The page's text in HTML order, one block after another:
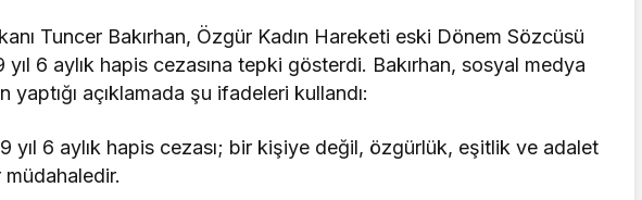
Tuncer Bakırhan, Özgür Kadın Hareketi eski Dönem Sözcüsü
yıl 6 aylık hapis cezasına tepki gösterdi. Bakırhan, sosyal medya
yaptığı açıklamada şu ifadeleri kullandı:
yıl 6 aylık hapis cezası; bir kişiye değil, özgürlük, eşitlik ve adalet